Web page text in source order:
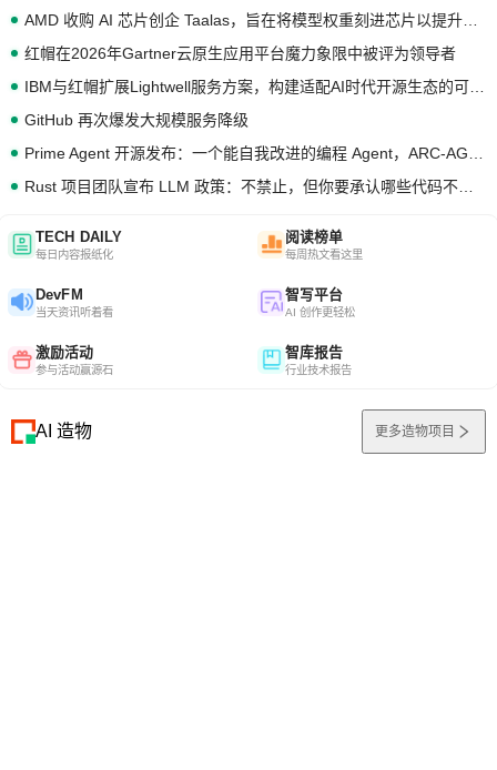
红帽在2026年Gartner云原生应用平台魔力象限中被评为领导者
GitHub 再次爆发大规模服务降级
TECH DAILY
每日内容报纸化
阅读榜单
每周热文看这里
DevFM
当天资讯听着看
智写平台
AI 创作更轻松
激励活动
参与活动赢源石
智库报告
行业技术报告
AI 造物 更多造物项目